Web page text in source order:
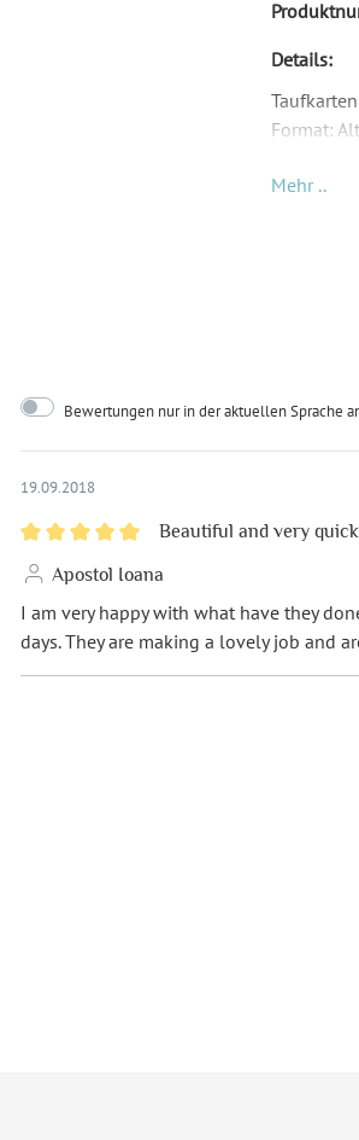
Details:
Format:
Inkl. Druck
Foto:
Material:
Mehr ..
Bewertungen nur in der aktuellen Sprache
19.09.2018
Beautiful and very
Apostol Ioana
I am very happy with what have they
days. They are making a lovely job and